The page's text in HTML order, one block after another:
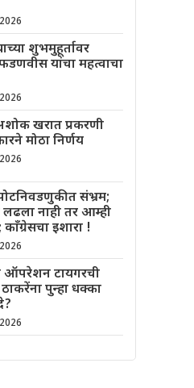
शुभमुहूर्तावर
यांचा महत्वाचा
खरात प्रकरणी
मोठा निर्णय
संभ्रम;
लढला नाही तर आम्ही
काँग्रेसचा इशारा !
ऑपरेशन टायगरची
पुन्हा धक्का